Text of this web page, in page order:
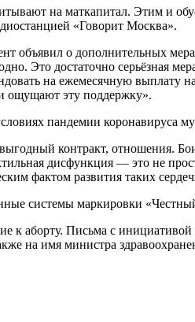
на маткапитал. Этим и
«Говорит Москва».
объявил о дополнительных
Это достаточно серьёзная
на ежемесячную выплату
ощущают эту поддержку».
пандемии коронавируса
выгодный контракт, отношения.
дисфункция — это не
фактом развития таких
системы маркировки
к аборту. Письма с
на имя министра